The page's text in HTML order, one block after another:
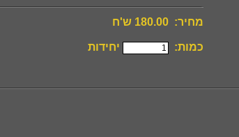
מחיר: 180.00 ש'ח
כמות: יחידות